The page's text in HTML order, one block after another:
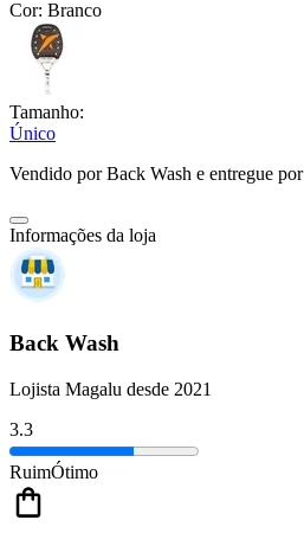
Cor: Branco
Tamanho:
Único
Vendido porBack Wash e entregue por
Informações da loja
Back Wash
Lojista Magalu desde 2021
3.3
RuimÓtimo